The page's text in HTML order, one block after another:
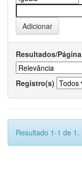
Resultados/Página
Registro(s)
Resultado 1-1 de 1.